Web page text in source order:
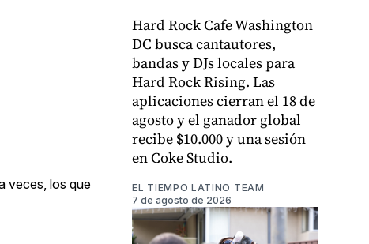
veces, los que
Hard Rock Cafe Washington
DC busca cantautores,
bandas y DJs locales para
Hard Rock Rising. Las
aplicaciones cierran el 18 de
agosto y el ganador global
recibe $10.000 y una sesión
en Coke Studio.
EL TIEMPO LATINO TEAM
7 de agosto de 2026